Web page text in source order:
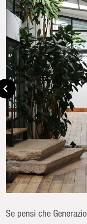
Se pensi che